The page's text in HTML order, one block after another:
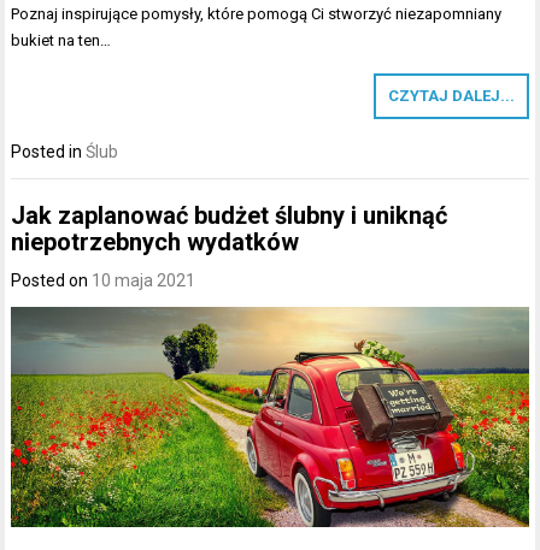
Poznaj inspirujące pomysły, które pomogą Ci stworzyć niezapomniany
bukiet na ten…
CZYTAJ DALEJ...
Posted inŚlub
Jak zaplanować budżet ślubny i uniknąć
niepotrzebnych wydatków
Posted on 10 maja 2021